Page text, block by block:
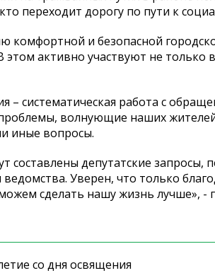
переходит дорогу по пути к
комфортной и безопасной
активно участвуют не
систематическая работа с
волнующие наших
иные вопросы.
депутатские запросы,
Уверен, что только
сделать нашу жизнь лучше», -
со дня освящения